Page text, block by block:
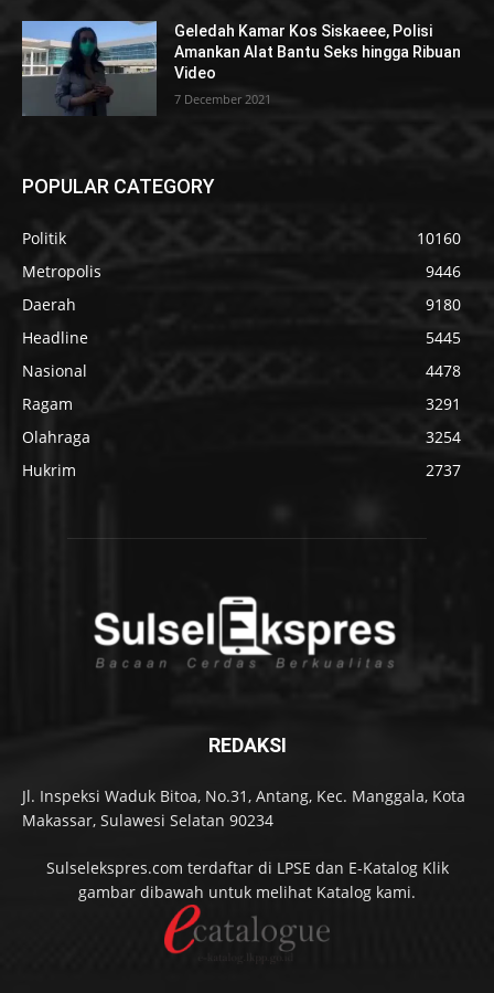
Geledah Kamar Kos Siskaeee, Polisi
Amankan Alat Bantu Seks hingga Ribuan
Video
7 December 2021
POPULAR CATEGORY
Politik
10160
Metropolis
9446
Daerah
9180
Headline
5445
Nasional
4478
Ragam
3291
Olahraga
3254
Hukrim
2737
REDAKSI
Jl. Inspeksi Waduk Bitoa, No.31, Antang, Kec. Manggala, Kota
Makassar, Sulawesi Selatan 90234
Sulselekspres.com terdaftar di LPSE dan E-Katalog Klik
gambar dibawah untuk melihat Katalog kami.